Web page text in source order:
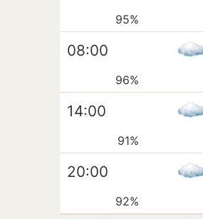
95%
08:00
96%
14:00
91%
20:00
92%